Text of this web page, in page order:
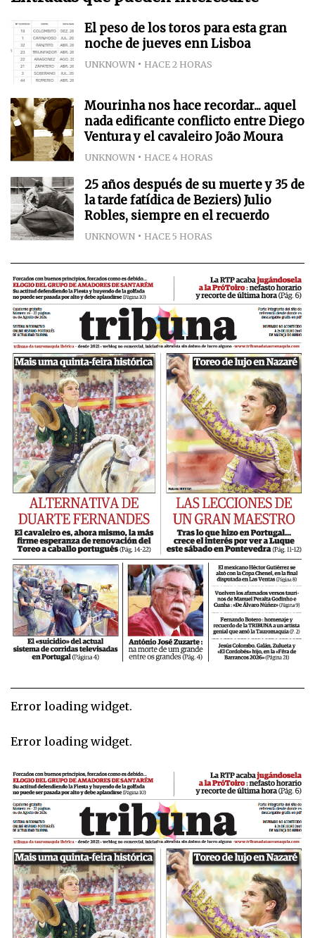
El peso de los toros para esta gran
noche de jueves enn Lisboa
UNKNOWN HACE 2 HORAS
Mourinha nos hace recordar... aquel
nada edificante conflicto entre Diego
Ventura y el cavaleiro João Moura
UNKNOWN HACE 4 HORAS
25 años después de su muerte y 35 de
la tarde fatídica de Beziers) Julio
Robles, siempre en el recuerdo
UNKNOWN HACE 5 HORAS
Error loading widget.
Error loading widget.